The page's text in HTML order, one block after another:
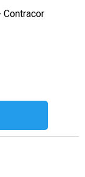
Contracor